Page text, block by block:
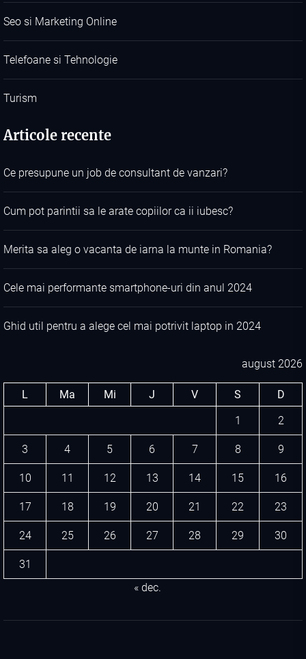
Seo si Marketing Online
Telefoane si Tehnologie
Turism
Articole recente
Ce presupune un job de consultant de vanzari?
Cum pot parintii sa le arate copiilor ca ii iubesc?
Merita sa aleg o vacanta de iarna la munte in Romania?
Cele mai performante smartphone-uri din anul 2024
Ghid util pentru a alege cel mai potrivit laptop in 2024
august 2026
L Ma Mi J V S
D
1
2
3 4 5 6 7 8 9
10 11 12 13 14 15 16
17 18 19 20 21 22 23
24 25 26 27 28 29 30
31
« dec.